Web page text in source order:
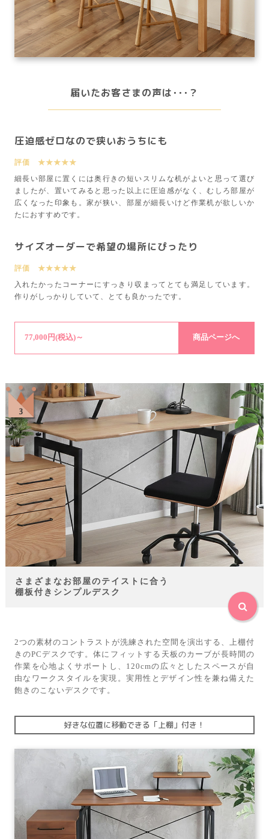
届いたお客さまの声は･･･？
圧迫感ゼロなので狭いおうちにも
評価 ★★★★★
細長い部屋に置くには奥行きの短いスリムな机がよいと思って選び
ましたが、置いてみると思った以上に圧迫感がなく、むしろ部屋が
広くなった印象も。家が狭い、部屋が細長いけど作業机が欲しいか
たにおすすめです。
サイズオーダーで希望の場所にぴったり
評価 ★★★★★
入れたかったコーナーにすっきり収まってとても満足しています。
作りがしっかりしていて、とても良かったです。
77,000円(税込)～ 商品ページへ
さまざまなお部屋のテイストに合う
棚板付きシンプルデスク
2つの素材のコントラストが洗練された空間を演出する、上棚付
きのPCデスクです。体にフィットする天板のカーブが長時間の
作業を心地よくサポートし、120cmの広々としたスペースが自
由なワークスタイルを実現。実用性とデザイン性を兼ね備えた
飽きのこないデスクです。
好きな位置に移動できる「上棚」付き！